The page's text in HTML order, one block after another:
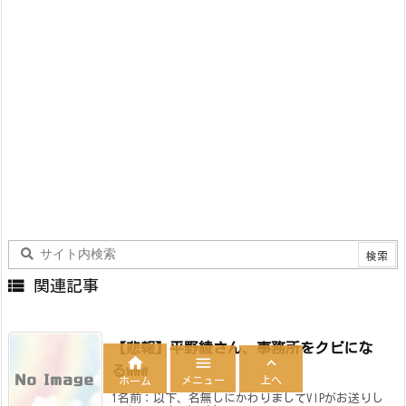
 関連記事
【悲報】平野綾さん、事務所をクビにな
るwww
1名前：以下、名無しにかわりましてVIPがお送りし

ホーム

メニュー

上へ